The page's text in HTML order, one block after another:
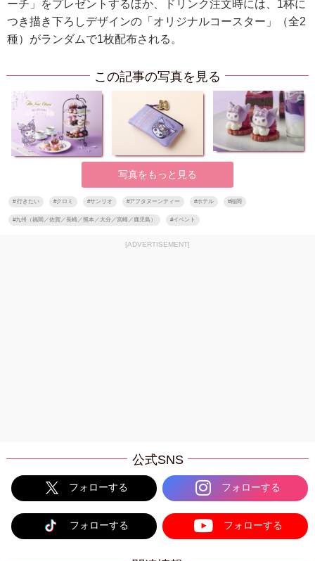
ーチ」をプレゼントするほか、ドリンク注文時には、1杯に
つき描き下ろしデザインの「オリジナルコースター」（全2
種）がランダムで1枚配布される。
この記事の写真を見る
写真をもっと見る
#行きたい #クロミ #サンリオ #アフタヌーンティー #ホテル #福岡
#九州（福岡／佐賀／長崎／熊本／大分／宮崎／鹿児島） #イベント
[ADVERTISEMENT]
公式SNS
フォローする フォローする
フォローする フォローする